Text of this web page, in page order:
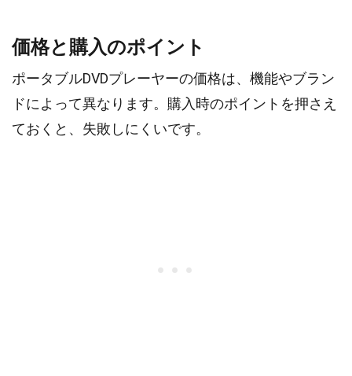
価格と購入のポイント
ポータブルDVDプレーヤーの価格は、機能やブラン
ドによって異なります。購入時のポイントを押さえ
ておくと、失敗しにくいです。